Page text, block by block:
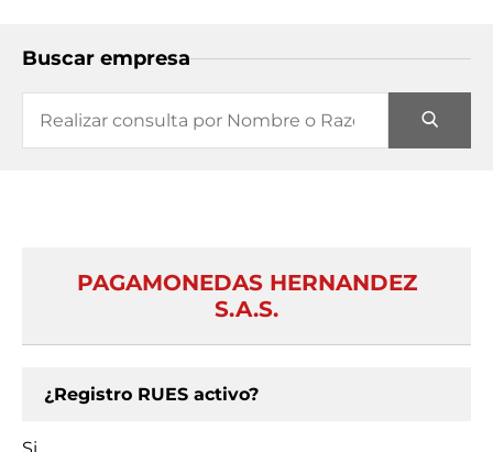
Buscar empresa
PAGAMONEDAS HERNANDEZ
S.A.S.
¿Registro RUES activo?